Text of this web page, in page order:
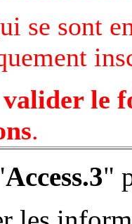
se sont
le
.
Access.3"